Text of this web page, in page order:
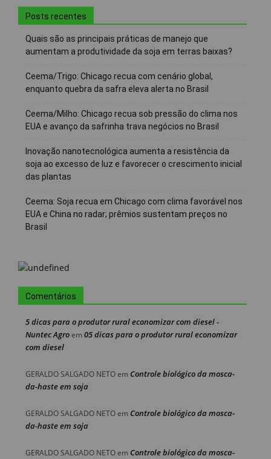
Posts recentes
Quais são as principais práticas de manejo que
aumentam a produtividade da soja em terras baixas?
Ceema/Trigo: Chicago recua com cenário global,
enquanto quebra da safra eleva alerta no Brasil
Ceema/Milho: Chicago recua sob pressão do clima nos
EUA e avanço da safrinha trava negócios no Brasil
Inovação nanotecnológica aumenta a resistência da
soja ao excesso de luz e favorecer o crescimento inicial
das plantas
Ceema: Soja recua em Chicago com clima favorável nos
EUA e China no radar; prêmios sustentam preços no
Brasil
Comentários
5 dicas para o produtor rural economizar com diesel -
Nuntec Agroem 05 dicas para o produtor rural economizar
com diesel
GERALDO SALGADO NETOem Controle biológico da mosca-
da-haste em soja
GERALDO SALGADO NETOem Controle biológico da mosca-
da-haste em soja
GERALDO SALGADO NETOem Controle biológico da mosca-